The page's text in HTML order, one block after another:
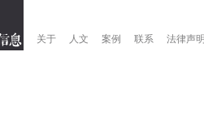
关于 人文 案例 联系 法律声明